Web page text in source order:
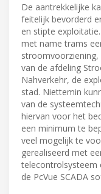
De aantrekkelijke
feitelijk bevorderd
en stipte
met name trams
van de afdeling
Nahverkehr, de
stad. Niettemin
van de
hiervan voor het
een minimum te
veel mogelijk te
gerealiseerd met
telecontrolsysteem
de PcVue SCADA